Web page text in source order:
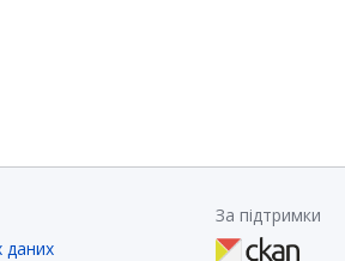
даних
За підтримки